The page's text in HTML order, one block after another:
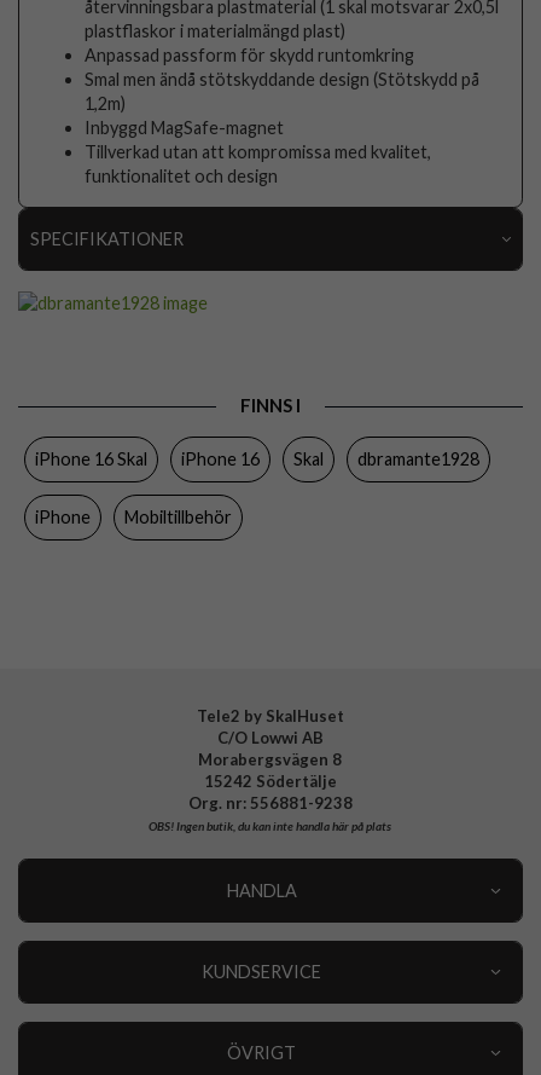
återvinningsbara plastmaterial (1 skal motsvarar 2x0,5l
plastflaskor i materialmängd plast)
Anpassad passform för skydd runtomkring
Smal men ändå stötskyddande design (Stötskydd på
1,2m)
Inbyggd MagSafe-magnet
Tillverkad utan att kompromissa med kvalitet,
funktionalitet och design
SPECIFIKATIONER
MagSafe-kompatibel, Miljövänlig
Färg Rosa
Material
Varumärke
FINNS I
iPhone 16 Skal iPhone 16 Skal dbramante1928
iPhone Mobiltillbehör
Tele2 by SkalHuset
C/O Lowwi AB
Morabergsvägen 8
15242 Södertälje
Org. nr: 556881-9238
OBS!Ingen butik, du kan inte handla här på plats
HANDLA
KUNDSERVICE
ÖVRIGT